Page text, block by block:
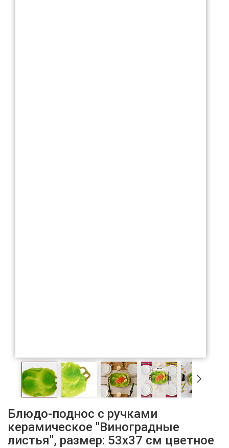
Блюдо-поднос с ручками
керамическое "Виноградные
листья", размер: 53x37 см цветное